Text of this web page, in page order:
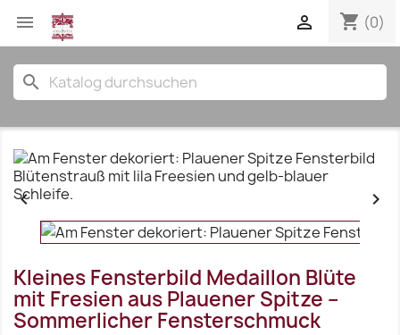
 shopping_cart (0)

search
 
Kleines Fensterbild Medaillon Blüte
mit Fresien aus Plauener Spitze –
Sommerlicher Fensterschmuck